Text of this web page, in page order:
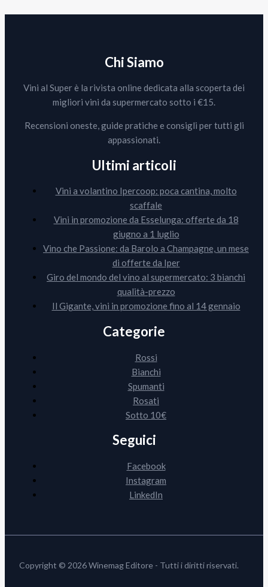
Chi Siamo
Vini al Super è la rivista online dedicata alla scoperta dei
migliori vini da supermercato sotto i €15.
Recensioni oneste, guide pratiche e consigli per tutti gli
appassionati.
Ultimi articoli
Vini a volantino Ipercoop: poca cantina, molto
scaffale
Vini in promozione da Esselunga: offerte da 18
giugno a 1 luglio
Vino che Passione: da Barolo a Champagne, un mese
di offerte da Iper
Giro del mondo del vino al supermercato: 3 bianchi
qualità-prezzo
Il Gigante, vini in promozione fino al 14 gennaio
Categorie
Rossi
Bianchi
Spumanti
Rosati
Sotto 10€
Seguici
Facebook
Instagram
LinkedIn
Copyright © 2026 Winemag Editore - Tutti i diritti riservati.